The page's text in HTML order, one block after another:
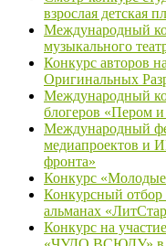
взрослая детская
Международный
музыкального
Конкурс авторов
Оригинальных
Международный
блогеров «Пером
Международный
медиапроектов и
фронта»
Конкурс «Молодые
Конкурсный отбор
альманах
Конкурс на